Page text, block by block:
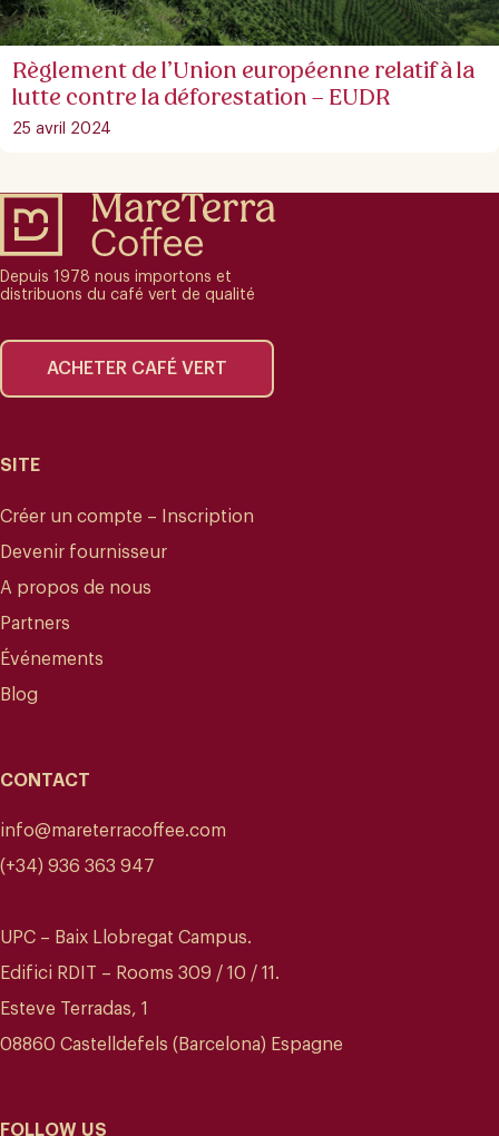
Règlement de l’Union européenne relatif à la
lutte contre la déforestation – EUDR
25 avril 2024
Depuis 1978 nous importons et
distribuons du café vert de qualité
ACHETER CAFÉ VERT
SITE
Créer un compte – Inscription
Devenir fournisseur
A propos de nous
Partners
Événements
Blog
CONTACT
info@mareterracoffee.com
(+34) 936 363 947
UPC – Baix Llobregat Campus.
Edifici RDIT – Rooms 309 / 10 / 11.
Esteve Terradas, 1
08860 Castelldefels (Barcelona) Espagne
FOLLOW US